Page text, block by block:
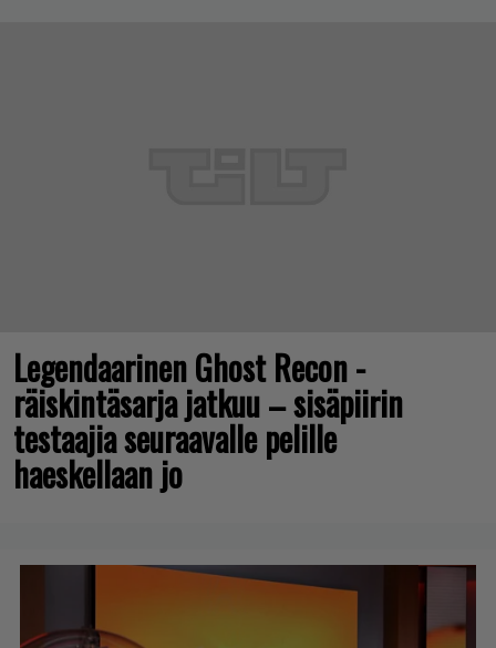
Legendaarinen Ghost Recon -
räiskintäsarja jatkuu – sisäpiirin
testaajia seuraavalle pelille
haeskellaan jo